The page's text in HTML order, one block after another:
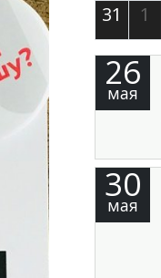
31
1
26
мая
30
мая